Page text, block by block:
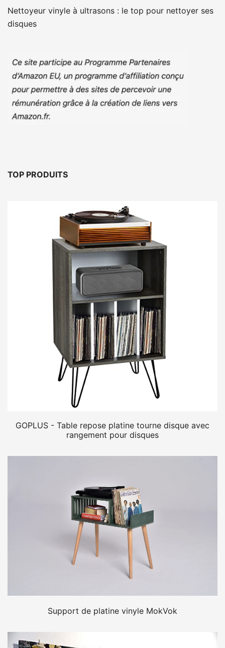
Nettoyeur vinyle à ultrasons : le top pour nettoyer ses
disques
TOP PRODUITS
GOPLUS - Table repose platine tourne disque avec
rangement pour disques
Support de platine vinyle MokVok